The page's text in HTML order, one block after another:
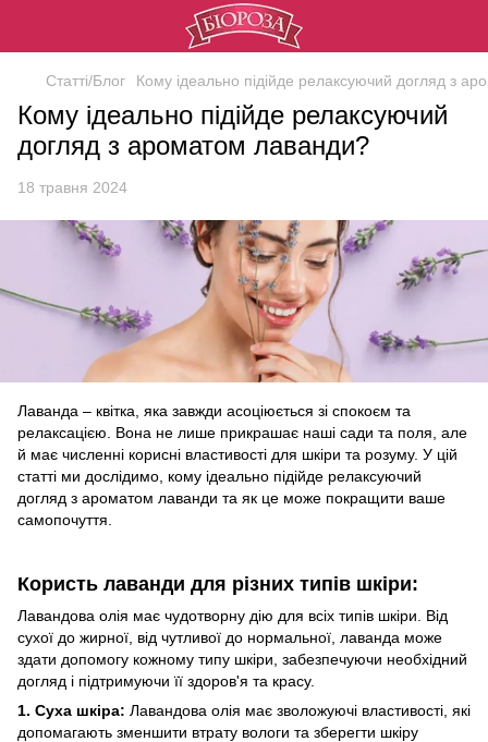
Статті/Блог Кому ідеально підійде релаксуючий догляд з
Кому ідеально підійде релаксуючий
догляд з ароматом лаванди?
18 травня 2024
Лаванда – квітка, яка завжди асоціюється зі спокоєм та
релаксацією. Вона не лише прикрашає наші сади та поля, але
й має численні корисні властивості для шкіри та розуму. У цій
статті ми дослідимо, кому ідеально підійде релаксуючий
догляд з ароматом лаванди та як це може покращити ваше
самопочуття.
Користь лаванди для різних типів шкіри:
Лавандова олія має чудотворну дію для всіх типів шкіри. Від
сухої до жирної, від чутливої до нормальної, лаванда може
здати допомогу кожному типу шкіри, забезпечуючи необхідний
догляд і підтримуючи її здоров'я та красу.
1. Суха шкіра: Лавандова олія має зволожуючі властивості, які
допомагають зменшити втрату вологи та зберегти шкіру